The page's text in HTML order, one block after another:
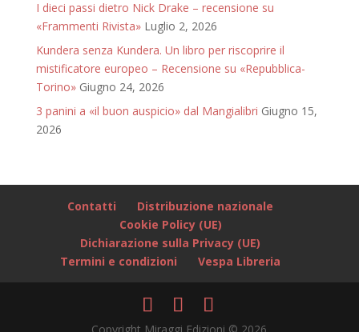
I dieci passi dietro Nick Drake – recensione su
«Frammenti Rivista» Luglio 2, 2026
Kundera senza Kundera. Un libro per riscoprire il
mistificatore europeo – Recensione su «Repubblica-
Torino» Giugno 24, 2026
3 panini a «il buon auspicio» dal Mangialibri Giugno 15,
2026
Contatti
Distribuzione nazionale
Cookie Policy (UE)
Dichiarazione sulla Privacy (UE)
Termini e condizioni
Vespa Libreria
Copyright Miraggi Edizioni © 2026